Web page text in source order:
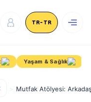
TR-TR
Yaşam & Sağlık
Mutfak Atölyesi: